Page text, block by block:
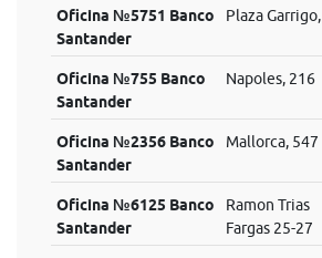
Oficina №5751 Banco
Santander
Plaza Garrigo,
Oficina №755 Banco
Santander
Napoles, 216
Oficina №2356 Banco
Santander
Mallorca, 547
Oficina №6125 Banco
Santander
Ramon Trias
Fargas 25-27